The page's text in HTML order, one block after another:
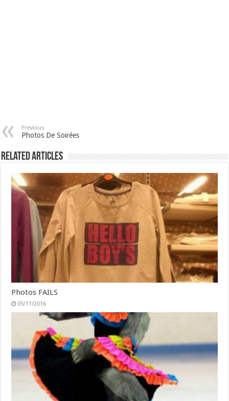
Previous
Photos De Soirées
Related Articles
Photos FAILS
05/11/2016